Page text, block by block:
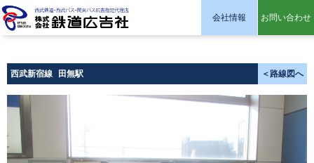
会社情報 お問い合わせ
西武新宿線 田無駅 ＜路線図へ